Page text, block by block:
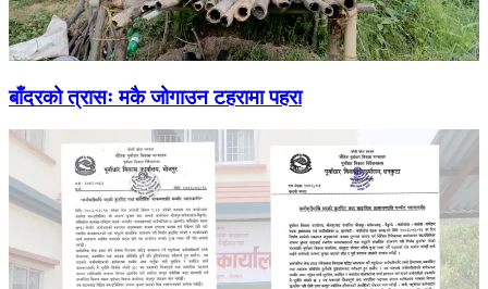
बाँदरको त्रासः मकै जोगाउन टहरामा पहरा